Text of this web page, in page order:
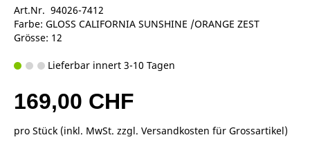
Art.Nr. 94026-7412
Farbe: GLOSS CALIFORNIA SUNSHINE /ORANGE ZEST
Grösse: 12
Lieferbar innert 3-10 Tagen
169,00 CHF
pro Stück (inkl. MwSt. zzgl. Versandkosten für Grossartikel)